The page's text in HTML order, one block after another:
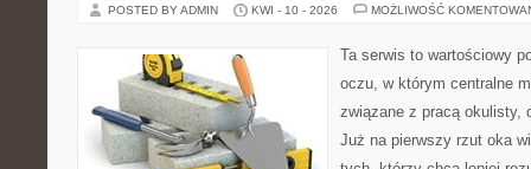
POSTED BY ADMIN KWI - 10 - 2026 MOŻLIWOŚĆ
Ta serwis to wartościowy
oczu, w którym centralne
związane z pracą okulisty,
Już na pierwszy rzut oka